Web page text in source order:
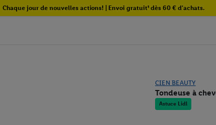
Chaque jour de nouvelles actions! | Envoi gratuit¹ dès 60 € d'achats.
CIEN BEAUTY
Tondeuse à
Astuce Lidl